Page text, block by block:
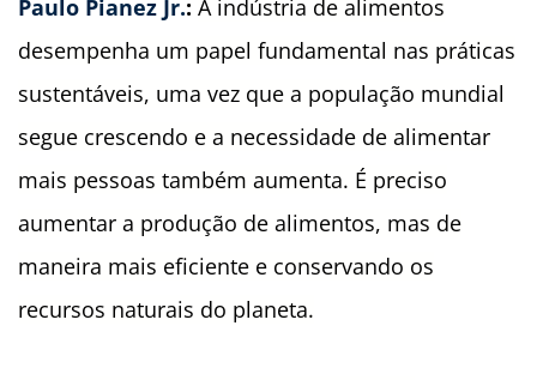
Paulo Pianez Jr.: A indústria de alimentos
desempenha um papel fundamental nas práticas
sustentáveis, uma vez que a população mundial
segue crescendo e a necessidade de alimentar
mais pessoas também aumenta. É preciso
aumentar a produção de alimentos, mas de
maneira mais eficiente e conservando os
recursos naturais do planeta.